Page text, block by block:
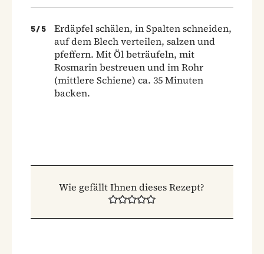
5/ 5
Erdäpfel schälen, in Spalten schneiden,
auf dem Blech verteilen, salzen und
pfeffern. Mit Öl beträufeln, mit
Rosmarin bestreuen und im Rohr
(mittlere Schiene) ca. 35 Minuten
backen.
Wie gefällt Ihnen dieses Rezept?